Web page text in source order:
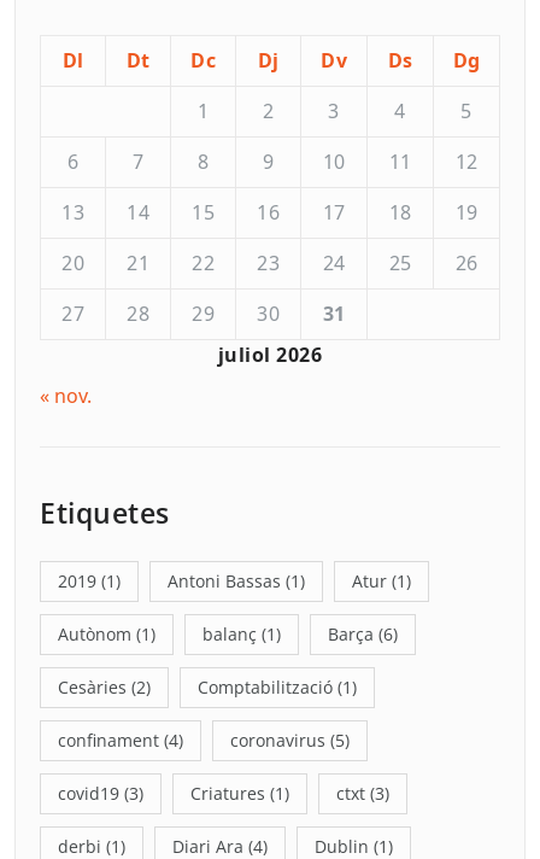
juliol 2026
Dl Dt Dc Dj Dv Ds
Dg
1
2 3 4
5
6
7 8 9 10 11
12
13
14 15 16 17 18
19
20
21 22 23 24 25
26
27
28 29 30 31
« nov.
Etiquetes
2019 (1) Antoni Bassas (1) Atur (1)
Autònom (1) balanç (1) Barça (6)
Cesàries (2) Comptabilització (1)
confinament (4) coronavirus (5)
covid19 (3) Criatures (1) ctxt (3)
derbi (1) Diari Ara (4) Dublin (1)